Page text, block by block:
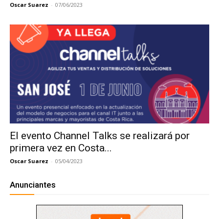
Oscar Suarez - 07/06/2023
El evento Channel Talks se realizará por
primera vez en Costa...
Oscar Suarez - 05/04/2023
Anunciantes